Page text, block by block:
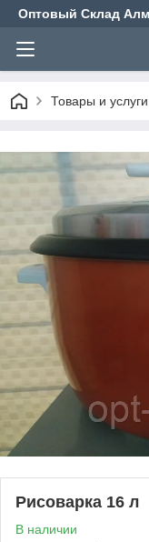
Оптовый Склад
Товары и услуги
Рисоварка 16 л
В наличии